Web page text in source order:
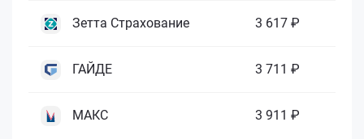
Зетта Страхование 3 617 ₽
ГАЙДЕ 3 711 ₽
МАКС 3 911 ₽